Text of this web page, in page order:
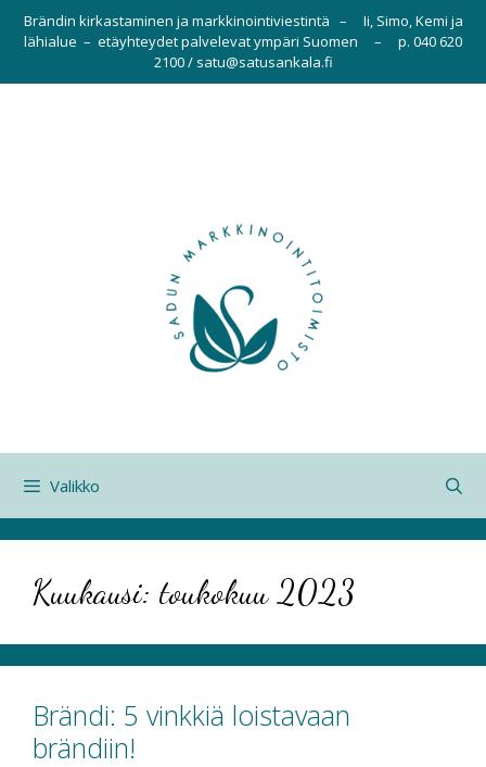
Siirry
sisältöön
Brändin kirkastaminen ja markkinointiviestintä – Ii, Simo, Kemi ja
lähialue – etäyhteydet palvelevat ympäri Suomen – p. 040 620
2100 / satu@satusankala.fi
Valikko
Kuukausi: toukokuu 2023
Brändi: 5 vinkkiä loistavaan
brändiin!